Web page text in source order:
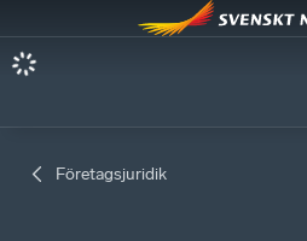
Företagsjuridik